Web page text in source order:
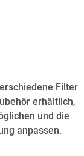
Filter
erhältlich,
und die
anpassen.